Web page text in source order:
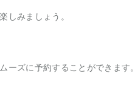
しみましょう。
ーズに予約することができます。